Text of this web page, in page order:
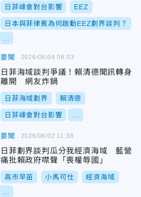
日菲峰會對台影響 EEZ
日本與菲律賓為何啟動EEZ劃界談判？
要聞
日菲海域談判爭議！賴清德聞訊轉身
離開 網友炸鍋
日菲海域劃界 賴清德
日菲峰會對台影響
2026/06/04 08:03
要聞
日菲劃界談判瓜分我經濟海域 藍營
痛批賴政府噤聲「喪權辱國」
高市早苗 小馬可仕 經濟海域
2026/06/02 11:38